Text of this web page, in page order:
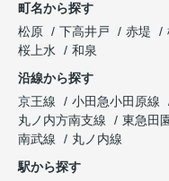
町名から探す
松原
下高井戸 赤堤
桜上水
和泉
沿線から探す
京王線
小田急小田原線
丸ノ内方南支線
東急田
南武線
丸ノ内線
駅から探す